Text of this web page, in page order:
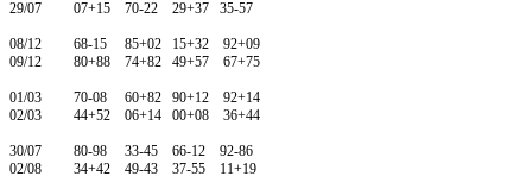
29/07 07+15 70-22 29+37 35-57
08/12 68-15 85+02 15+32 92+09
09/12 80+88 74+82 49+57 67+75
01/03 70-08 60+82 90+12 92+14
02/03 44+52 06+14 00+08 36+44
30/07 80-98 33-45 66-12 92-86
02/08 34+42 49-43 37-55 11+19